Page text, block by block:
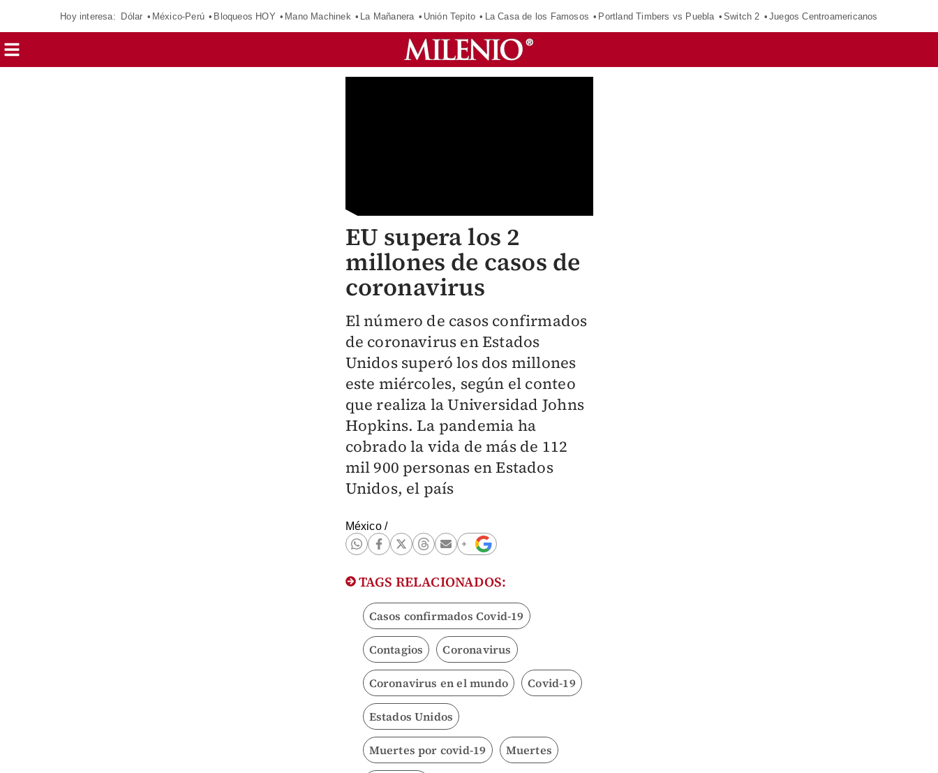
Hoy interesa: Dólar México-Perú Bloqueos HOY Mano Machinek La Mañanera Unión Tepito La Casa de los Famosos Portland Timbers vs Puebla Switch 2 Juegos Centroamericanos
EU supera los 2
millones de casos de
coronavirus
El número de casos confirmados
de coronavirus en Estados
Unidos superó los dos millones
este miércoles, según el conteo
que realiza la Universidad Johns
Hopkins. La pandemia ha
cobrado la vida de más de 112
mil 900 personas en Estados
Unidos, el país
México/
TAGS RELACIONADOS:
Casos confirmados Covid-19
Contagios Coronavirus
Coronavirus en el mundo Covid-19
Estados Unidos
Muertes por covid-19 Muertes